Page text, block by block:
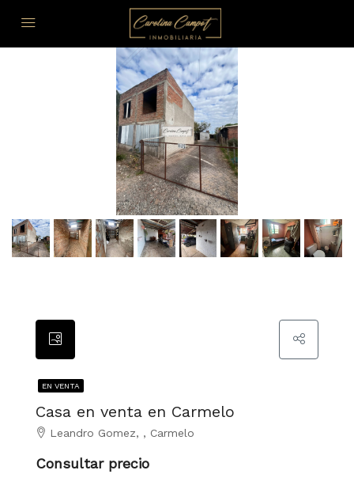
EN VENTA
Casa en venta en Carmelo
Leandro Gomez, , Carmelo
Consultar precio